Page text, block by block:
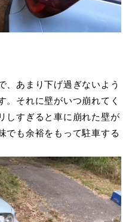
、あまり下げ過ぎないよう
。それに壁がいつ崩れてく
しすぎると車に崩れた壁が
でも余裕をもって駐車する